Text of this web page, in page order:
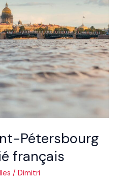
Pétersbourg
français
/Dimitri